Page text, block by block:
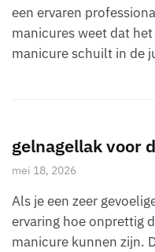
een ervaren
manicures weet dat
manicure schuilt in de
gelnagellak voor
mei 18, 2026
Als je een zeer
ervaring hoe onprettig
manicure kunnen zijn.